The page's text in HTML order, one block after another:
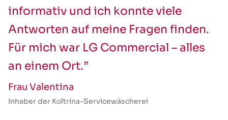
informativ und ich konnte viele
Antworten auf meine Fragen finden.
Für mich war LG Commercial – alles
an einem Ort.”
Frau Valentina
Inhaber der Koltrina-Servicewäscherei